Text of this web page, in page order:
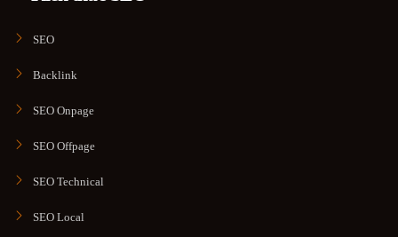
SEO
Backlink
SEO Onpage
SEO Offpage
SEO Technical
SEO Local